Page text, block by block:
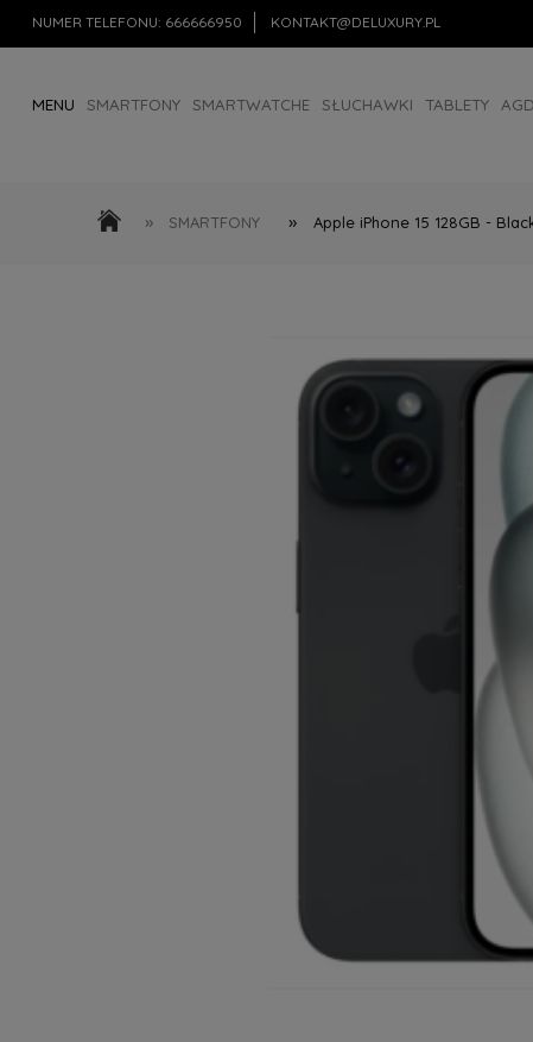
NUMER TELEFONU: 666666950 KONTAKT@DELUXURY.PL
MENU SMARTFONY SMARTWATCHE SŁUCHAWKI TABLETY
» SMARTFONY » Apple iPhone 15 128GB -